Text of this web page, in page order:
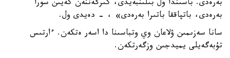
بەرەدى. باسىندا ول بىلىنبەيدى، كىرگەننەن كەيىن سورا
بەرەدى، باتپاققا باتىرا بەرەدى» ، - دەيدى ول.
سانا سەزىمىن ۋلاعان وي وتباسىنا دا اسەر ەتكەن. ءارتىس
تۇبەگەيلى يميدجىن وزگەرتكەن.